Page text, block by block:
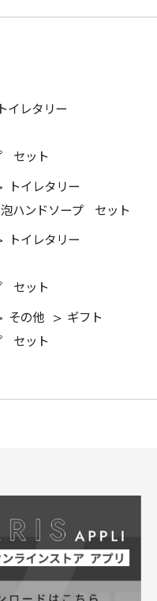
トイレタリー
セット
トイレタリー
泡ハンドソープ セット
トイレタリー
セット
その他 > ギフト
セット